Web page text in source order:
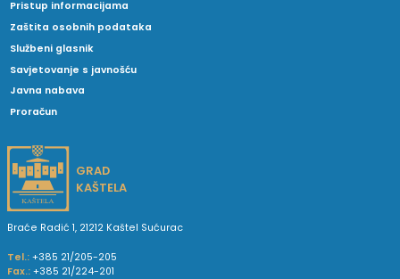
Pristup informacijama
Zaštita osobnih podataka
Službeni glasnik
Savjetovanje s javnošću
Javna nabava
Proračun
GRAD
KAŠTELA
Braće Radić 1, 21212 Kaštel Sućurac
Tel.: +385 21/205-205
Fax.: +385 21/224-201